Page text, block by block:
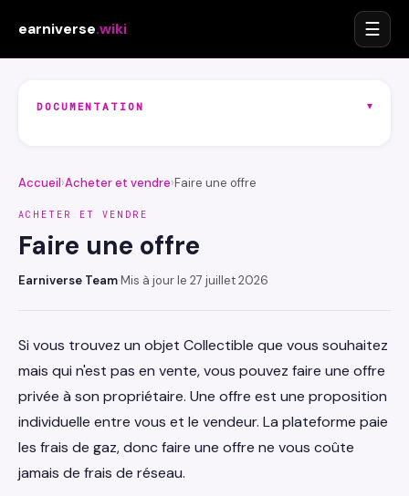
earniverse.wiki ☰
DOCUMENTATION ▾
Accueil›Acheter et vendre›Faire une offre
ACHETER ET VENDRE
Faire une offre
Earniverse Team·Mis à jour le 27 juillet 2026
Si vous trouvez un objet Collectible que vous souhaitez
mais qui n'est pas en vente, vous pouvez faire une offre
privée à son propriétaire. Une offre est une proposition
individuelle entre vous et le vendeur. La plateforme paie
les frais de gaz, donc faire une offre ne vous coûte
jamais de frais de réseau.